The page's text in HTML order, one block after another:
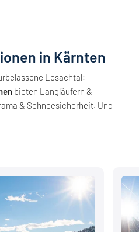
in Kärnten
Lesachtal:
bieten Langläufern &
& Schneesicherheit. Und